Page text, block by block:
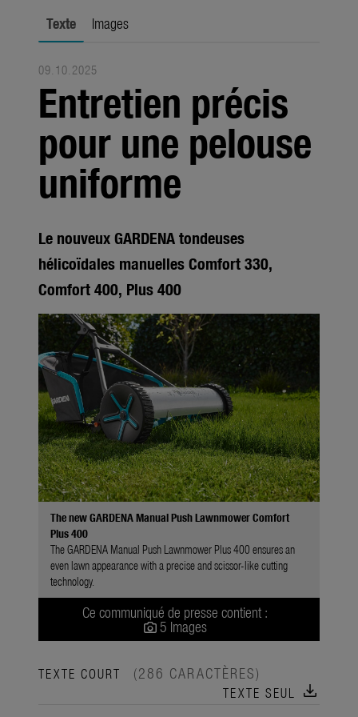
Médias
Produits
Saisons
Société
À propos de GARDENA
Texte Images
09.10.2025
Entretien précis
pour une pelouse
uniforme
Le nouveux GARDENA tondeuses
hélicoïdales manuelles Comfort 330,
Comfort 400, Plus 400
The new GARDENA Manual Push Lawnmower Comfort
Plus 400
The GARDENA Manual Push Lawnmower Plus 400 ensures an
even lawn appearance with a precise and scissor-like cutting
technology.
Ce communiqué de presse contient :
5 Images
TEXTE COURT (286 CARACTÈRES)
TEXTE SEUL download